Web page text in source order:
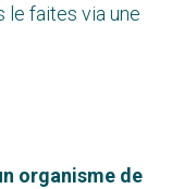
le faites via une
organisme de